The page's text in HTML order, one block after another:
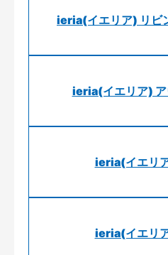
ieria(イエリア) リビ
ieria(イエリア) ア
ieria(イエリ
ieria(イエリ